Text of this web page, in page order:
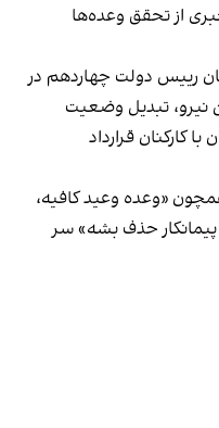
از تحقق وعده‌ها
رییس دولت چهاردهم در
نیرو، تبدیل وضعیت
کارکنان قرارداد
«وعده وعید کافیه،
حذف بشه» سر